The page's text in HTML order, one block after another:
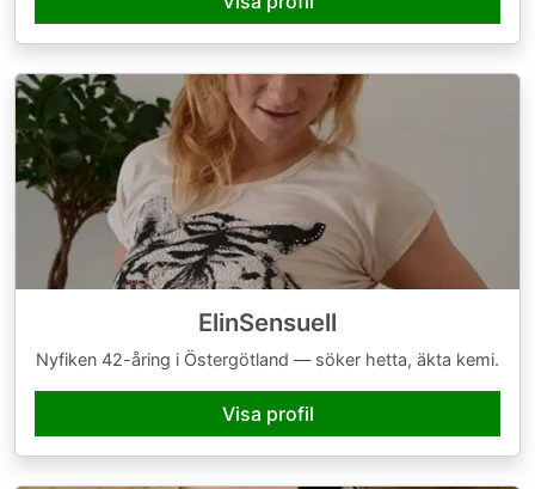
ElinSensuell
Nyfiken 42-åring i Östergötland — söker hetta, äkta kemi.
Visa profil